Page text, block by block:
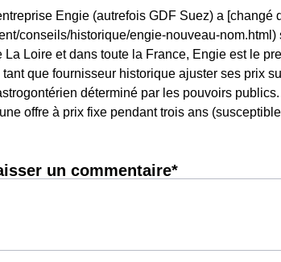
Engie (autrefois GDF Suez) a
conseils/historique/engie-nouveau-
La Loire et dans toute la France, Engie est le
tant que fournisseur historique ajuster ses prix
déterminé par les pouvoirs
offre à prix fixe pendant trois ans
un commentaire*